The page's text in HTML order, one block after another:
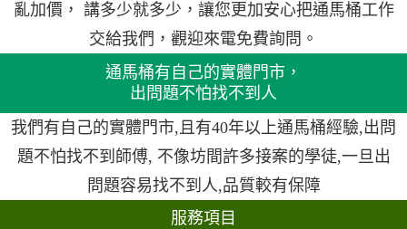
亂加價， 講多少就多少，讓您更加安心把通馬桶工作
交給我們，觀迎來電免費詢問。
通馬桶有自己的實體門市，
出問題不怕找不到人
我們有自己的實體門市,且有40年以上通馬桶經驗,出問
題不怕找不到師傅, 不像坊間許多接案的學徒,一旦出
問題容易找不到人,品質較有保障
服務項目